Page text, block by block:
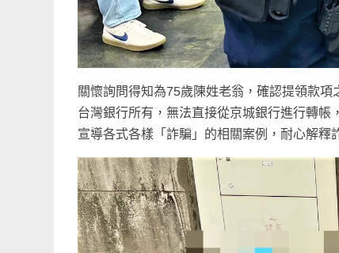
關懷詢問得知為75歲陳姓老翁，確認提領款
台灣銀行所有，無法直接從京城銀行進行轉
宣導各式各樣「詐騙」的相關案例，耐心解釋